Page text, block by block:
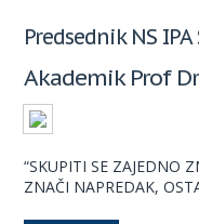
Predsednik NS
Akademik Prof
“SKUPITI SE ZAJEDNO
ZNAČI NAPREDAK,